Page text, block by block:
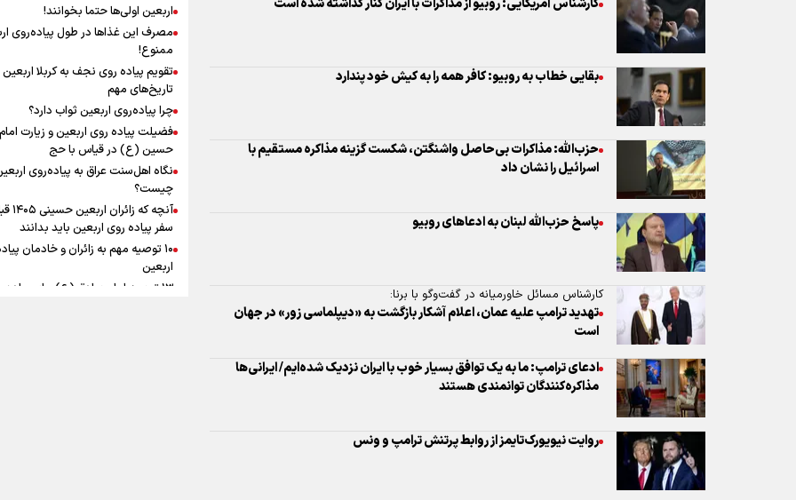
کارشناس مسائل خاورمیانه در گفت‌وگو با برنا:
است
روایت نیویورک‌تایمز از روابط پرتنش ترامپ و ونس
تحلیلگر عرب: تهدید علیه عمان، سردرگمی و تنافض‌گویی رئیس جمهور آمریکا را
رابطه کارگر و کارفرما
به زوجیت
اینفو برنا/ میزان مالیات بر ارزش
افزوده چقدر است؟
اینفوبرنا/ سقف معافیت مالیاتی
حقوق کارکنان دولت و
در بودجه ۱۴۰۵ چقدر است؟
اربعین اولی‌ها حتما بخوانند!
مصرف این غذاها در طول پیاده‌روی
ممنوع!
تاریخ‌های مهم
چرا پیاده‌روی اربعین ثواب دارد؟
فضیلت پیاده روی اربعین و زیارت امام
حسین (ع) در قیاس با حج
نگاه اهل‌سنت عراق به پیاده‌روی
چیست؟
آنچه که
سفر پیاده روی اربعین باید بدانند
۱۰ توصیه مهم به زائران و خادمان
اربعین
۱۳ توصیه امام صادق (ع) برای